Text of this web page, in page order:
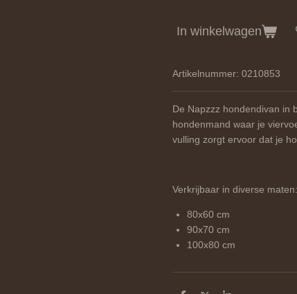
In winkelwagen
Artikelnummer: 0210853
De Napzzz hondendivan in
hondenmand waar je
vulling zorgt ervoor dat je
Verkrijbaar in diverse maten:
80x60 cm
90x70 cm
100x80 cm